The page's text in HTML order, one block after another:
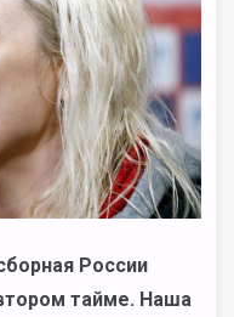
России
тайме. Наша